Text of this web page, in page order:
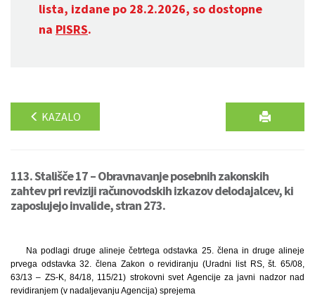
lista, izdane po 28.2.2026, so dostopne
na PISRS.
KAZALO
113. Stališče 17 – Obravnavanje posebnih zakonskih
zahtev pri reviziji računovodskih izkazov delodajalcev, ki
zaposlujejo invalide, stran 273.
Na podlagi druge alineje četrtega odstavka 25. člena in druge alineje
prvega odstavka 32. člena Zakon o revidiranju (Uradni list RS, št. 65/08,
63/13 – ZS-K, 84/18, 115/21) strokovni svet Agencije za javni nadzor nad
revidiranjem (v nadaljevanju Agencija) sprejema